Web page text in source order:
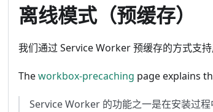
离线模式（预缓存）
我们通过 Service Worker 预缓存的方式支
Theworkbox-precaching page explains
Service Worker 的功能之一是在安装过